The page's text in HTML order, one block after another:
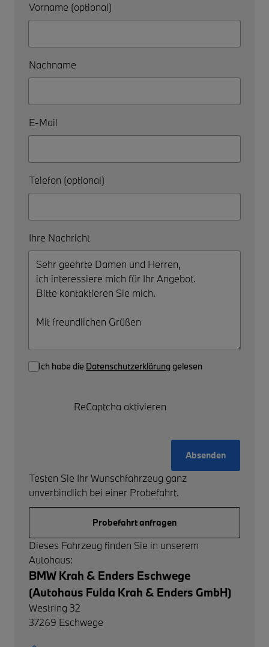
Vorname (optional)
Nachname
E-Mail
Telefon (optional)
Ihre Nachricht
Ich habe die Datenschutzerklärung gelesen
ReCaptcha aktivieren
Absenden
Testen Sie Ihr Wunschfahrzeug ganz
unverbindlich bei einer Probefahrt.
Probefahrt anfragen
Dieses Fahrzeug finden Sie in unserem
Autohaus:
BMW Krah & Enders Eschwege
(Autohaus Fulda Krah & Enders GmbH)
Westring 32
37269 Eschwege